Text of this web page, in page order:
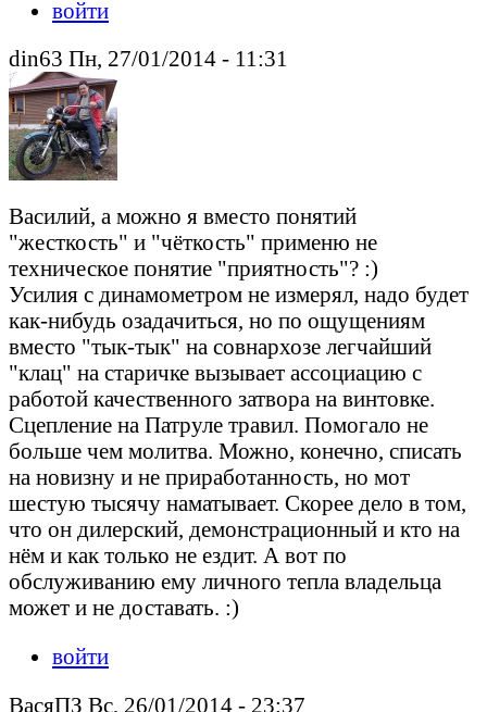
войти
din63 Пн, 27/01/2014 - 11:31
Василий, а можно я вместо понятий
"жесткость" и "чёткость" применю не
техническое понятие "приятность"? :)
Усилия с динамометром не измерял, надо будет
как-нибудь озадачиться, но по ощущениям
вместо "тык-тык" на совнархозе легчайший
"клац" на старичке вызывает ассоциацию с
работой качественного затвора на винтовке.
Сцепление на Патруле травил. Помогало не
больше чем молитва. Можно, конечно, списать
на новизну и не приработанность, но мот
шестую тысячу наматывает. Скорее дело в том,
что он дилерский, демонстрационный и кто на
нём и как только не ездит. А вот по
обслуживанию ему личного тепла владельца
может и не доставать. :)
войти
ВасяПЗ Вс, 26/01/2014 - 23:37